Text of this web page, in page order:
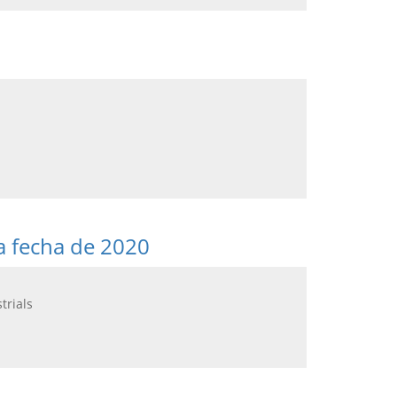
fecha de 2020